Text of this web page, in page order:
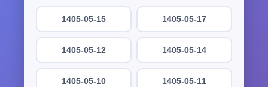
1405-05-17
1405-05-15
1405-05-14
1405-05-12
1405-05-11
1405-05-10